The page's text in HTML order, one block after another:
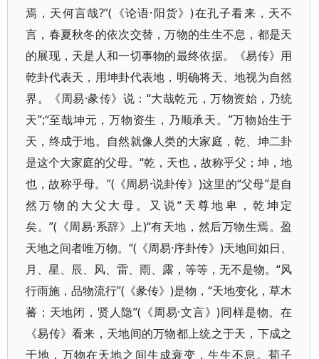
焉，天何言哉?”(《论语·阳货》)在孔子看来，天不
言，春夏秋冬的依次交替，万物的生生不息，都是天
的展现，天是人和一切事物的最终依据。《易传》用
乾卦代表天，用坤卦代表地，明确将天、地视为自然
界。《周易·彖传》说：“大哉乾元，万物资始，乃统
天”;“至哉坤元，万物资生，乃顺承天。”万物始生于
天，终成于地。自然就像人类的大家庭，乾、坤二卦
是这个大家庭的父母。“乾，天也，故称乎父；坤，地
也，故称乎母。”(《周易·说卦传》)这里的“父母”是自
然万物的大父大母。又说“天尊地卑，乾坤定
矣。”(《周易·系辞》上)“有天地，然后万物生焉。盈
天地之间者唯万物。“(《周易·序卦传》)天地间如日、
月、星、辰、风、雷、雨、露，等等，无不是物。“风
行雨施，品物流行”(《彖传》)是物，“天地变化，草木
蕃；天地闭，贤人隐”(《周易·文言》)同样是物。在
《易传》看来，天地间的万物都上统之于天，下成之
于地，万物在天地之间生成衰变，生生不息。荀子